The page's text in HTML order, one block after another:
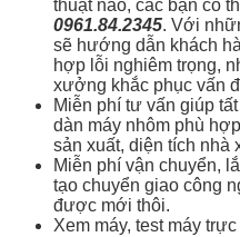
thuật nào, các bạn có
0961.84.2345. Với
sẽ hướng dẫn khách
hợp lỗi nghiêm trọng,
xưởng khắc phục vấn
Miễn phí tư vấn giúp
dàn máy nhôm phù
sản xuất, diện tích nhà
Miễn phí vận chuyển,
tạo chuyển giao công
được mới thôi.
Xem máy, test máy